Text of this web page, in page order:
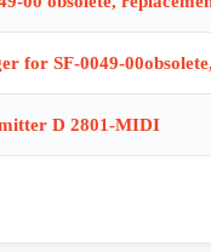
for SF-0049-
D 2801-MIDI